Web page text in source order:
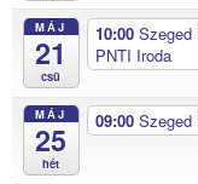
MÁJ
21
csü
10:00 Szeged
PNTI Iroda
MÁJ
25
hét
09:00 Szeged